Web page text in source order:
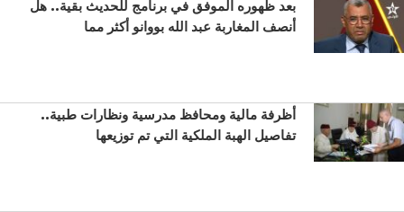
بعد ظهوره الموفق في برنامج للحديث بقية.. هل
أنصف المغاربة عبد الله بووانو أكثر مما
أظرفة مالية ومحافظ مدرسية ونظارات طبية..
تفاصيل الهبة الملكية التي تم توزيعها